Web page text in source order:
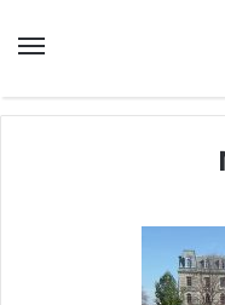
منو